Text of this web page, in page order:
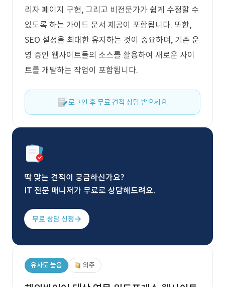
리자 페이지 구현, 그리고 비전문가가 쉽게 수정할 수
있도록 하는 가이드 문서 제공이 포함됩니다. 또한,
SEO 설정을 최대한 유지하는 것이 중요하며, 기존 운
영 중인 웹사이트들의 소스를 활용하여 새로운 사이
트를 개발하는 작업이 포함됩니다.
로그인 후 무료 견적 상담 받으세요.
딱 맞는 견적이 궁금하신가요?
IT 전문 매니저가 무료로 상담해드려요.
무료 상담 신청
유사도 높음 외주